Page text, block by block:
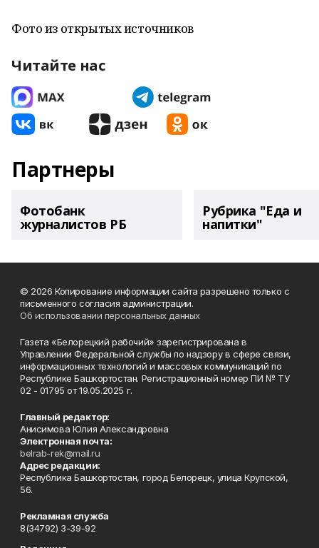
Фото из открытых источников
Читайте нас
Партнеры
Фотобанк
журналистов РБ
Рубрика "Еда и
напитки"
© 2026 Копирование информации сайта разрешено только с
письменного согласия администрации.
Об использовании персональных данных
Газета «Белорецкий рабочий» зарегистрирована в
Управлении Федеральной службы по надзору в сфере связи,
информационных технологий и массовых коммуникаций по
Республике Башкортостан. Регистрационный номер ПИ № ТУ
02 - 01795 от 19.05.2025 г.
Главный редактор:
Анисимова Юлия Александровна
Электронная почта:
belrab-rek@mail.ru
Адрес редакции:
Республика Башкортостан, город Белорецк, улица Крупской,
56.
Рекламная служба
8(34792) 3-39-92